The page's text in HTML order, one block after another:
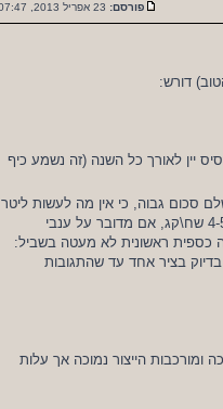
פורסם:
דורש:
יין לאורך כל השנה (זה נשמע כיף
סכום גבוה, כי אין מה לעשות ליטר
יעלה סופית כ14-15 שקל לכל הפחות לצרכן כדי שתרוויח כשענבים עולים לך 4-5 שח\קג, אם מדובר על ענבי
בציר אחד עד שהתגובות
ומורכבות הייצור נמוכה אך עלות